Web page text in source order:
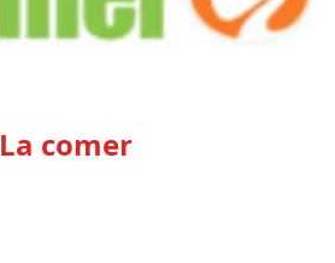
La comer